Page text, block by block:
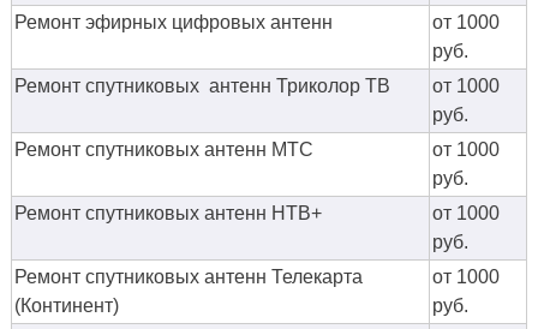
Ремонт эфирных цифровых антенн
от 1000
руб.
Ремонт спутниковых антенн Триколор ТВ
от 1000
руб.
Ремонт спутниковых антенн МТС
от 1000
руб.
Ремонт спутниковых антенн НТВ+
от 1000
руб.
Ремонт спутниковых антенн Телекарта
(Континент)
от 1000
руб.